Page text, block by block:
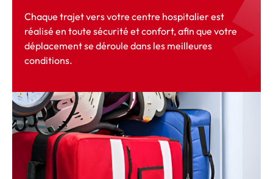
Chaque trajet vers votre centre hospitalier est
réalisé en toute sécurité et confort, afin que votre
déplacement se déroule dans les meilleures
conditions.